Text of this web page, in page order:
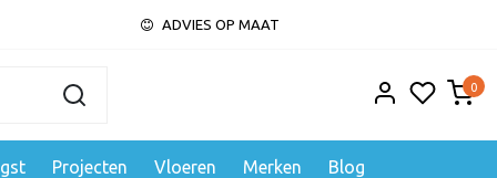
ADVIES OP MAAT
0
Projecten Vloeren Merken Blog